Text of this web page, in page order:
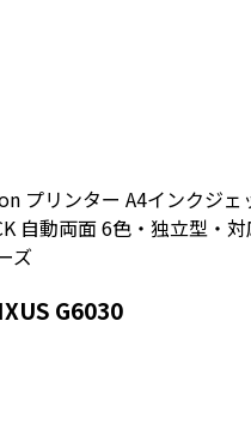
プリンター A4インクジ
自動両面 6色・独立型・
ズ
G6030